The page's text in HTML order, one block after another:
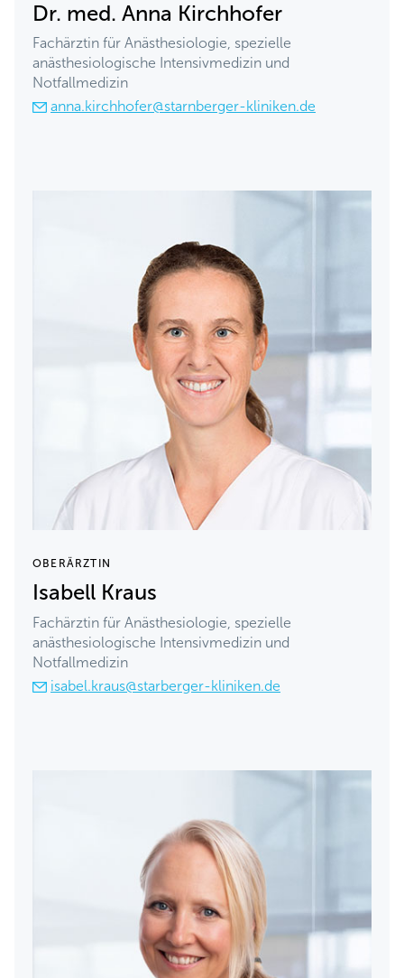
Dr. med. Anna Kirchhofer
Fachärztin für Anästhesiologie, spezielle
anästhesiologische Intensivmedizin und
Notfallmedizin
anna.kirchhofer@starnberger-kliniken.de
OBERÄRZTIN
Isabell Kraus
Fachärztin für Anästhesiologie, spezielle
anästhesiologische Intensivmedizin und
Notfallmedizin
isabel.kraus@starberger-kliniken.de